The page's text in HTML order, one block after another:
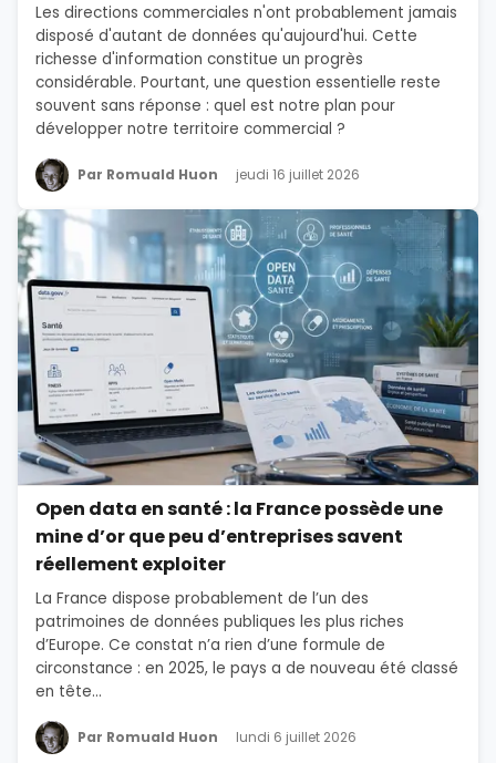
Les directions commerciales n'ont probablement jamais
disposé d'autant de données qu'aujourd'hui. Cette
richesse d'information constitue un progrès
considérable. Pourtant, une question essentielle reste
souvent sans réponse : quel est notre plan pour
développer notre territoire commercial ?
Par Romuald Huon jeudi 16 juillet 2026
Open data en santé : la France possède une
mine d’or que peu d’entreprises savent
réellement exploiter
La France dispose probablement de l’un des
patrimoines de données publiques les plus riches
d’Europe. Ce constat n’a rien d’une formule de
circonstance : en 2025, le pays a de nouveau été classé
en tête...
Par Romuald Huon lundi 6 juillet 2026